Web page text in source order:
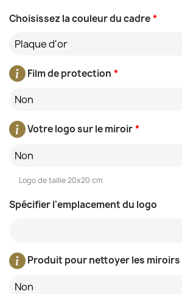
*
Choisissez la couleur du cadre
Plaque d'or
*
Film de protection
Non
*
Votre logo sur le miroir
Non
Logo de taille 20x20 cm
Spécifier l'emplacement du logo
Produit pour nettoyer les miroirs
Non